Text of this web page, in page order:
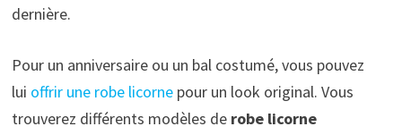
dernière.
Pour un anniversaire ou un bal costumé, vous pouvez
lui offrir une robe licornepour un look original. Vous
trouverez différents modèles de robe licorne